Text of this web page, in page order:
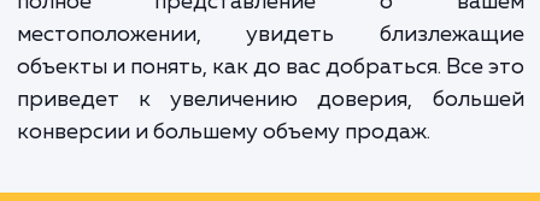
С помощью нашего сервиса, вы не просто
людям информацию, которую они ищут
делаете это максимально удобно для
Пользователи вашего сайта смогут